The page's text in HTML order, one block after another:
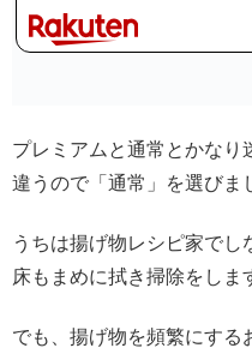
プレミアムと通常とかなり
違うので「通常」を選びま
うちは揚げ物レシピ家で
床もまめに拭き掃除をしま
でも、揚げ物を頻繁にす